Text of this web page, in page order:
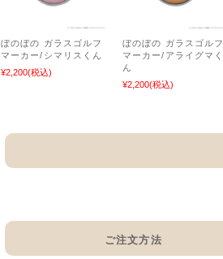
ぼのぼの ガラスゴルフ
マーカー/シマリスくん
¥2,200(税込)
ぼのぼの ガラスゴルフ
マーカー/アライグマく
ん
¥2,200(税込)
ご注文方法